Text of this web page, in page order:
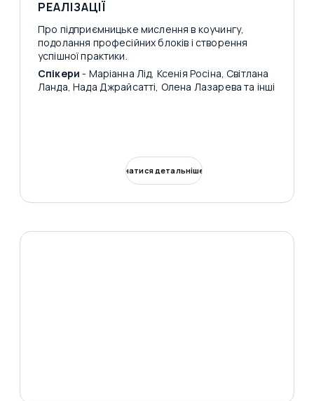
РЕАЛІЗАЦІЇ
Про підприємницьке мислення в коучингу,
подолання професійних блоків і створення
успішної практики.
Спікери - Маріанна Лід, Ксенія Росіна, Світлана
Ланда, Нада Джрайсатті, Олена Лазарева та інші
Дізнатися детальніше